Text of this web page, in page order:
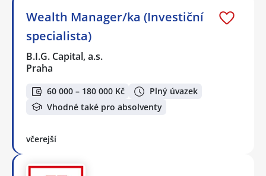
Wealth Manager/ka (Investiční
specialista)
B.I.G. Capital, a.s.
Praha
60 000 – 180 000 Kč
Plný úvazek
Vhodné také pro absolventy
včerejší